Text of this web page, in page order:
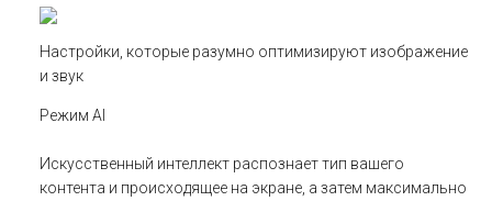
Настройки, которые разумно оптимизируют изображение
и звук
Режим AI
Искусственный интеллект распознает тип вашего
контента и происходящее на экране, а затем максимально